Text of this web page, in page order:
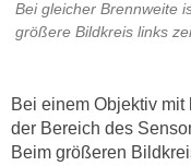
Bei gleicher Brennweite
größere Bildkreis links
Bei einem Objektiv
der Bereich des
Beim größeren